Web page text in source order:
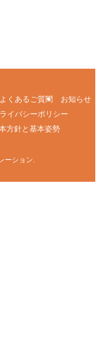
よくあるご質問
お知らせ
イバシーポリシー
方針と基本姿勢
ーション.